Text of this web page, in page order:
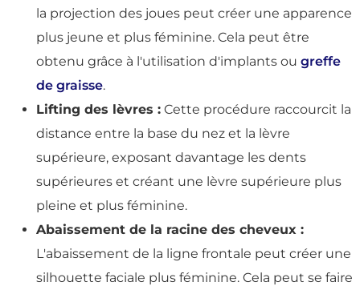
la projection des joues peut créer une apparence
plus jeune et plus féminine. Cela peut être
obtenu grâce à l'utilisation d'implants ou greffe
de graisse.
Lifting des lèvres : Cette procédure raccourcit la
distance entre la base du nez et la lèvre
supérieure, exposant davantage les dents
supérieures et créant une lèvre supérieure plus
pleine et plus féminine.
Abaissement de la racine des cheveux :
L'abaissement de la ligne frontale peut créer une
silhouette faciale plus féminine. Cela peut se faire